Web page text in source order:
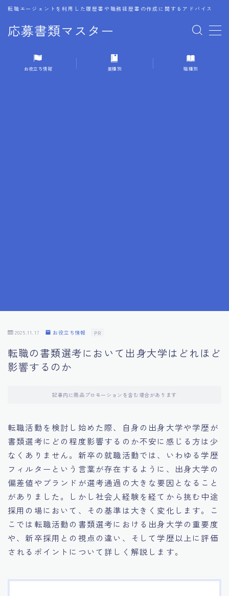
応募書類マスター
転職エージェントを利用した履歴書や職務経歴書の作成に関するアドバイス
MENU
1.履歴書のゴールデンルール
10.面接官に好印象を与える方法
11.キャリアアップを目指す人の応募書類
14.デジタル化やAIの進化がもたらす影響
お役立ち情報 業種別 職種別
2025.11.17 お役立ち情報 PR
転職の書類選考において出身大学はどれほど
影響するのか
記事内に商品プロモーションを含む場合があります
転職活動を検討し始めた際、自身の出身大学や学歴が
書類選考にどの程度影響するのか不安に感じる方は少
なくありません。新卒の就職活動では、いわゆる学歴
フィルターという言葉が存在するように、出身大学の
偏差値やブランドが選考通過の大きな要因となること
がありました。しかし社会人経験を経てから挑む中途
採用の場において、その基準は大きく変化します。こ
こでは転職活動の書類選考における出身大学の重要度
や、新卒採用との視点の違い、そして学歴以上に評価
されるポイントについて詳しく解説します。